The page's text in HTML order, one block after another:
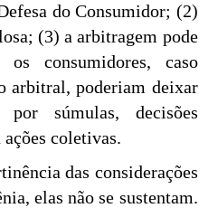
do Consumidor; (2)
(3) a arbitragem pode
consumidores, caso
arbitral, poderiam deixar
súmulas, decisões
coletivas.
das considerações
elas não se sustentam.